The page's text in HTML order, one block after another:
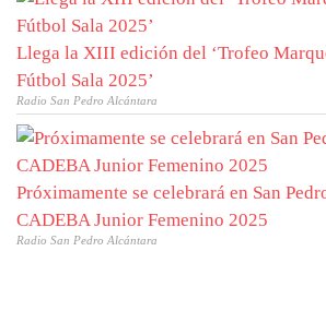
Llega la XIII edición del ‘Trofeo
Fútbol Sala 2025’
Radio San Pedro Alcántara
Próximamente se celebrará en San
CADEBA Junior Femenino 2025
Radio San Pedro Alcántara